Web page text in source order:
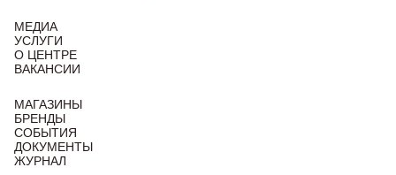
МЕДИА
УСЛУГИ
О ЦЕНТРЕ
ВАКАНСИИ
МАГАЗИНЫ
БРЕНДЫ
СОБЫТИЯ
ДОКУМЕНТЫ
ЖУРНАЛ